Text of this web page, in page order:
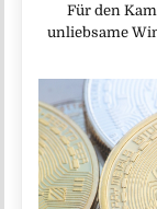
Für den
unliebsame